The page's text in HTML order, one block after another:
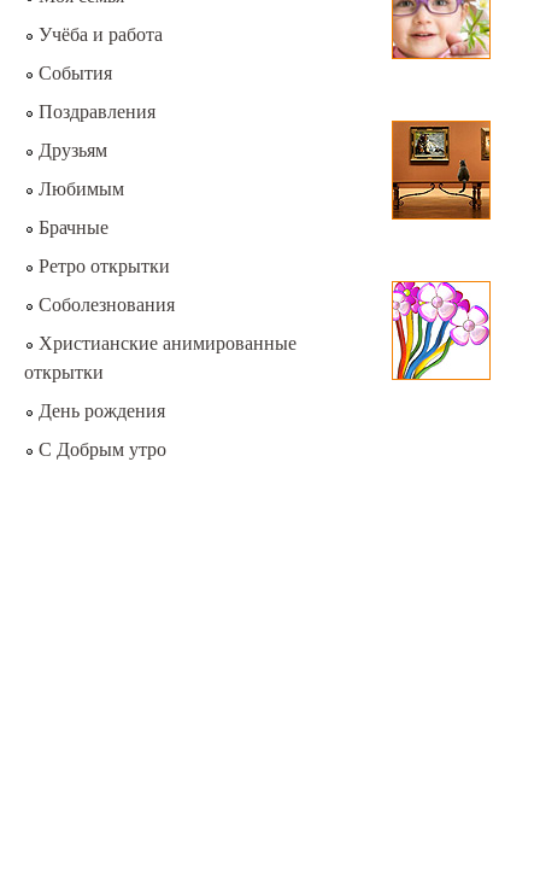
Учёба и работа
События
Поздравления
Друзьям
Любимым
Брачные
Ретро открытки
Соболезнования
Христианские анимированные
открытки
День рождения
С Добрым утро